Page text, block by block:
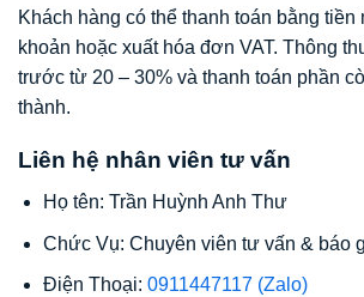
Khách hàng có thể thanh toán bằng tiền
khoản hoặc xuất hóa đơn VAT. Thông
trước từ 20 – 30% và thanh toán phần
thành.
Liên hệ nhân viên tư vấn
Họ tên: Trần Huỳnh Anh Thư
Chức Vụ: Chuyên viên tư vấn & báo
Điện Thoại: 0911447117 (Zalo)